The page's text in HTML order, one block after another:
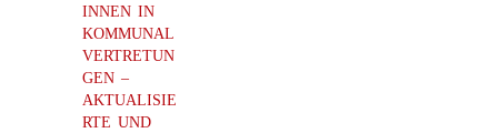
INNEN IN
KOMMUNAL
VERTRETUN
GEN –
AKTUALISIE
RTE UND